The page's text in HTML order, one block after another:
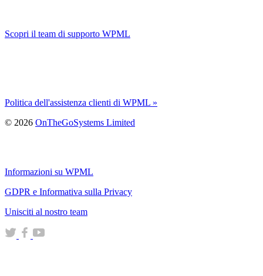
Scopri il team di supporto WPML
Politica dell'assistenza clienti di WPML »
© 2026 OnTheGoSystems Limited
Informazioni su WPML
GDPR e Informativa sulla Privacy
Unisciti al nostro team(si
(si
apre
(si
apre
(si